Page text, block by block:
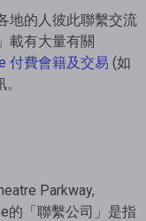
地的人彼此聯繫交流
」載有大量有關
付費會籍及交易 (如
Parkway,
的「聯繫公司」是指